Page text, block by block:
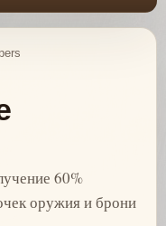
60%
оружия и брони